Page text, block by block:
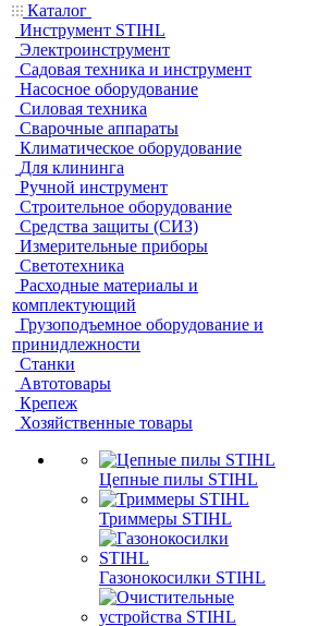
Каталог
Инструмент STIHL
Электроинструмент
Садовая техника и инструмент
Насосное оборудование
Силовая техника
Сварочные аппараты
Климатическое оборудование
Для клининга
Ручной инструмент
Строительное оборудование
Средства защиты (СИЗ)
Измерительные приборы
Светотехника
Расходные материалы и
комплектующий
Грузоподъемное оборудование и
принидлежности
Станки
Автотовары
Крепеж
Хозяйственные товары
Цепные пилы STIHL
Триммеры STIHL
Газонокосилки STIHL